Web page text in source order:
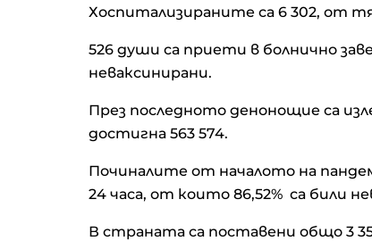
Хоспитализираните са 6 302, от
526 души са приети в болнично
неваксинирани.
През последното денонощие са
достигна 563 574.
Починалите от началото на
24 часа, от които 86,52% са били
В страната са поставени общо 3